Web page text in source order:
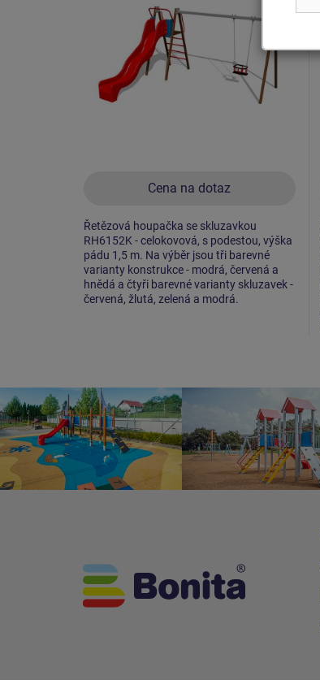
Cena na dotaz
Řetězová houpačka se skluzavkou
RH6152K - celokovová, s podestou, výška
pádu 1,5 m. Na výběr jsou tři barevné
varianty konstrukce - modrá, červená a
hnědá a čtyři barevné varianty skluzavek -
červená, žlutá, zelená a modrá.